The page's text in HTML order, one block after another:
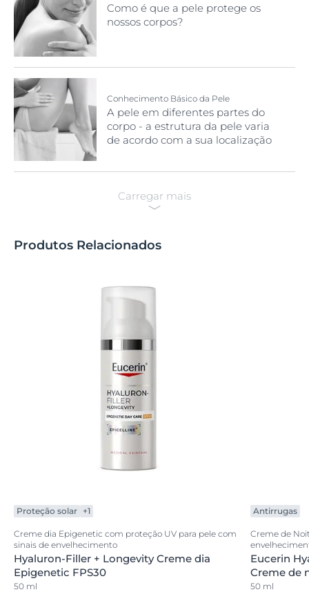
Como é que a pele protege os
nossos corpos?
Conhecimento Básico da Pele
A pele em diferentes partes do
corpo - a estrutura da pele varia
de acordo com a sua localização
Carregar mais
Produtos Relacionados
Proteção solar +1
Creme dia Epigenetic com proteção UV para pele com
sinais de envelhecimento
Hyaluron-Filler + Longevity Creme dia
Epigenetic FPS30
50 ml
Antirrugas
Creme de
Eucerin
Creme de
50 ml